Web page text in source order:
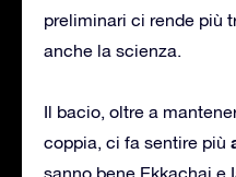
preliminari ci rende più
anche la scienza.
Il bacio, oltre a
coppia, ci fa sentire più
sanno bene Ekkachai e